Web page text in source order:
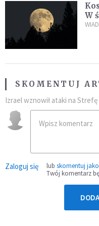
W
SKOMENTUJ
Izrael wznowił ataki na Strefę
Zaloguj się lub skomentuj
Twój komentarz